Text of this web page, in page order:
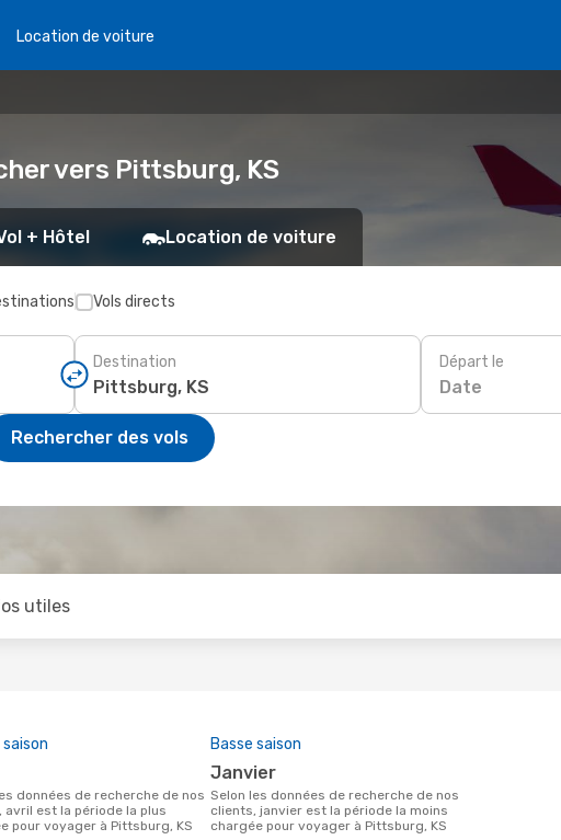
Location de voiture
vers Pittsburg, KS
+ Hôtel Location de voiture
Vols directs
Destination Départ le
Date
Rechercher des vols
utiles
avril est la période la plus
pour voyager à Pittsburg, KS
Basse saison
janvier
Selon les données de recherche de nos
clients, janvier est la période la moins
chargée pour voyager à Pittsburg, KS